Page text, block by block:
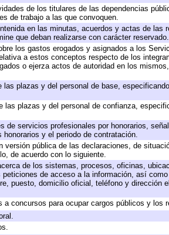
de los titulares de las dependencias
de trabajo a las que convoquen.
en las minutas, acuerdos y actas de
que deban realizarse con carácter reservado.
los gastos erogados y asignados a los
a estos conceptos respecto de los
o ejerza actos de autoridad en los
las plazas y del personal de base,
las plazas y del personal de confianza,
de servicios profesionales por honorarios,
y el periodo de contratación.
versión pública de las declaraciones, de
de acuerdo con lo siguiente.
de los sistemas, procesos, oficinas,
peticiones de acceso a la información, así
puesto, domicilio oficial, teléfono y dirección
a concursos para ocupar cargos públicos y los